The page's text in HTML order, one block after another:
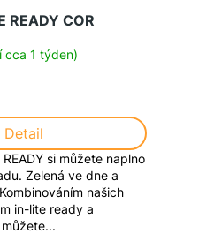
READY COR
cca 1 týden)
Detail
si můžete naplno
Zelená ve dne a
našich
in-lite ready a